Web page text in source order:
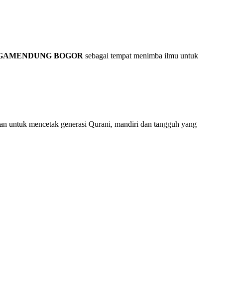
BOGOR sebagai tempat menimba ilmu untuk
untuk mencetak generasi Qurani, mandiri dan tangguh yang